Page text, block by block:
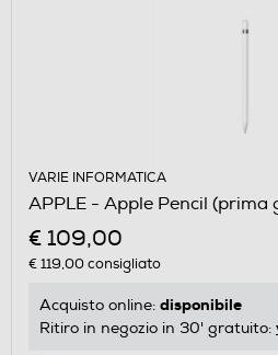
VARIE INFORMATICA
APPLE - Apple Pencil (prima
€ 109,00
€ 119,00consigliato
Acquisto online: disponibile
Ritiro in negozio in 30' gratuito: